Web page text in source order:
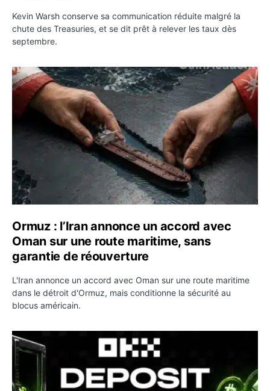
Kevin Warsh conserve sa communication réduite malgré la
chute des Treasuries, et se dit prêt à relever les taux dès
septembre.
Ormuz : l’Iran annonce un accord avec Oman sur une
Ormuz : l’Iran annonce un accord avec
Oman sur une route maritime, sans
garantie de réouverture
L'Iran annonce un accord avec Oman sur une route maritime
dans le détroit d'Ormuz, mais conditionne la sécurité au
blocus américain.
OKX relance une campagne Deposit Bonus : jusqu’à 5